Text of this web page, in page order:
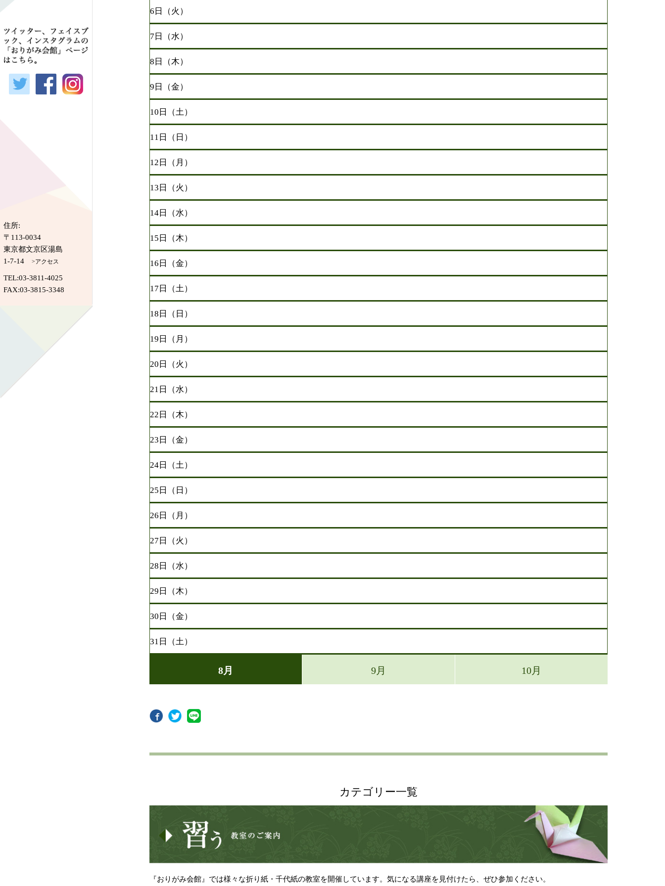
住所:
〒113-0034
東京都文京区湯島
1-7-14>アクセス
TEL:03-3811-4025
FAX:03-3815-3348
6日（火）
7日（水）
8日（木）
9日（金）
10日（土）
11日（日）
12日（月）
13日（火）
14日（水）
15日（木）
16日（金）
17日（土）
18日（日）
19日（月）
20日（火）
21日（水）
22日（木）
23日（金）
24日（土）
25日（日）
26日（月）
27日（火）
28日（水）
29日（木）
30日（金）
31日（土）
8月 9月 10月
カテゴリー一覧
『おりがみ会館』では様々な折り紙・千代紙の教室を開催しています。気になる講座を見付けたら、ぜひ参加ください。